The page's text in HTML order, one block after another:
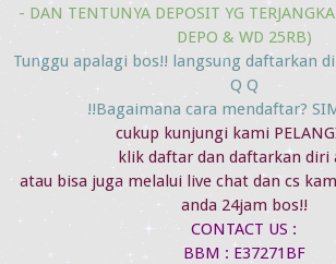
- DAN TENTUNYA DEPOSIT YG
DEPO & WD 25RB)
Tunggu apalagi bos!! langsung daftarkan
Q Q
Bagaimana cara mendaftar?
cukup kunjungi kami
klik daftar dan daftarkan diri
atau bisa juga melalui live chat dan cs
anda 24jam bos!!
CONTACT US :
BBM : E37271BF